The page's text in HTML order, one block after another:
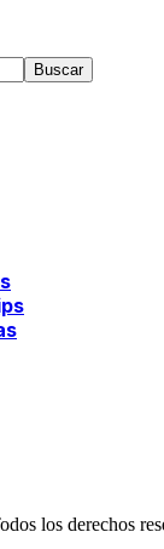
los derechos